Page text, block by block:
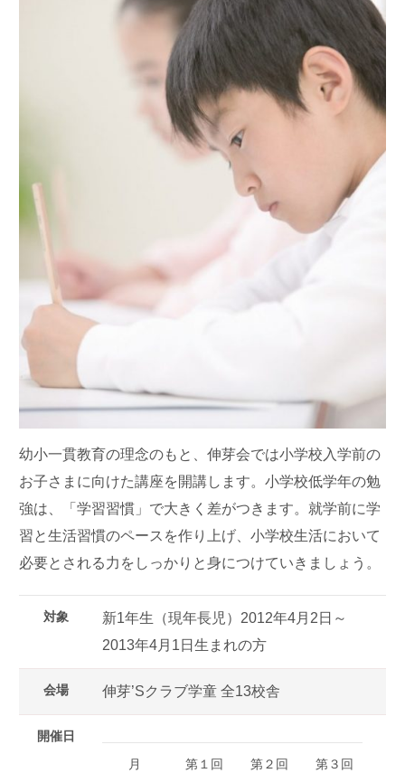
幼小一貫教育の理念のもと、伸芽会では小学校入学前の
お子さまに向けた講座を開講します。小学校低学年の勉
強は、「学習習慣」で大きく差がつきます。就学前に学
習と生活習慣のペースを作り上げ、小学校生活において
必要とされる力をしっかりと身につけていきましょう。
対象
新1年生（現年長児）2012年4月2日～
2013年4月1日生まれの方
会場 伸芽’Sクラブ学童 全13校舎
開催日
月
第１回 第２回 第３回